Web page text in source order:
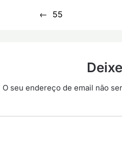
55
O seu endereço de email não